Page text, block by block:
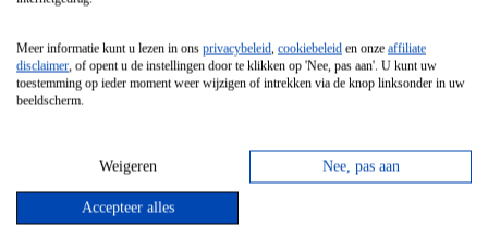
Vrijstaande Magnetron
Vrijstaande Kookplaat
Inbouw Gaskookplaat
Inbouw Keramische Kookplaat
Kookplaat Accessoires
Meer informatie kunt u lezen in ons privacybeleid, cookiebeleid en onze affiliate
disclaimer, of opent u de instellingen door te klikken op 'Nee, pas aan'. U kunt uw
toestemming op ieder moment weer wijzigen of intrekken via de knop linksonder in uw
beeldscherm.
Weigeren Nee, pas aan
Accepteer alles